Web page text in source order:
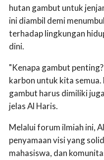
hutan gambut untuk
ini diambil demi
terhadap lingkungan
dini.
"Kenapa gambut
karbon untuk kita
gambut harus dimiliki
jelas Al Haris.
Melalui forum ilmiah ini,
penyamaan visi yang
mahasiswa, dan